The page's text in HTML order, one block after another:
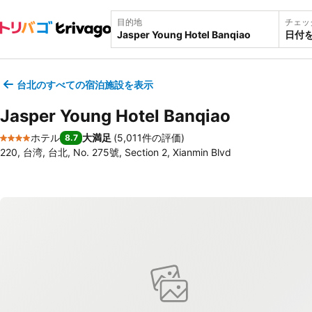
目的地 チェ
日付
台北のすべての宿泊施設を表示
Jasper Young Hotel Banqiao
4 ホテルのランク
ホテル 8.7 大満足 (5,011件の評価)
220, 台湾, 台北, No. 275號, Section 2, Xianmin Blvd